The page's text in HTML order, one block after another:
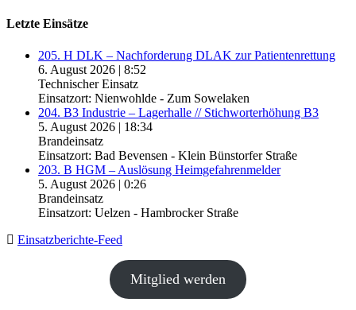
Letzte Einsätze
205. H DLK – Nachforderung DLAK zur Patientenrettung
6. August 2026 | 8:52
Technischer Einsatz
Einsatzort: Nienwohlde - Zum Sowelaken
204. B3 Industrie – Lagerhalle // Stichworterhöhung B3
5. August 2026 | 18:34
Brandeinsatz
Einsatzort: Bad Bevensen - Klein Bünstorfer Straße
203. B HGM – Auslösung Heimgefahrenmelder
5. August 2026 | 0:26
Brandeinsatz
Einsatzort: Uelzen - Hambrocker Straße
Einsatzberichte-Feed
Mitglied werden